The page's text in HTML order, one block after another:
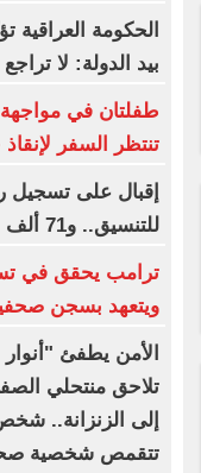
الحكومة
بيد الدولة: لا
طفلتان في
تنتظر السفر
إقبال على تسجيل
للتنسيق.. و71 ألف طالب سجلوا حتى الآن
ترامب يحقق في
ويتعهد بسجن
الأمن يطفئ "أنوار
تلاحق منتحلي
إلى الزنزانة..
تتقمص شخصية